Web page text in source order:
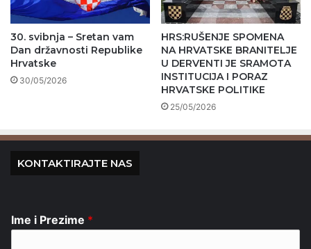
30. svibnja – Sretan vam
Dan državnosti Republike
Hrvatske
30/05/2026
HRS:RUŠENJE SPOMENA
NA HRVATSKE BRANITELJE
U DERVENTI JE SRAMOTA
INSTITUCIJA I PORAZ
HRVATSKE POLITIKE
25/05/2026
KONTAKTIRAJTE NAS
Ime i Prezime *